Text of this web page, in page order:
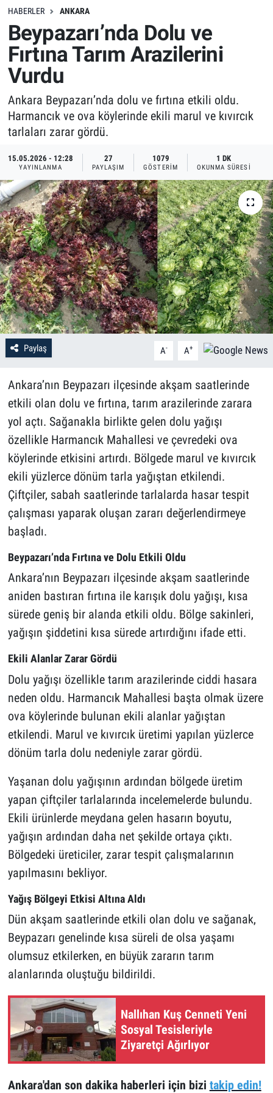
HABERLER ANKARA
Beypazarı’nda Dolu ve
Fırtına Tarım Arazilerini
Vurdu
Ankara Beypazarı’nda dolu ve fırtına etkili oldu.
Harmancık ve ova köylerinde ekili marul ve kıvırcık
tarlaları zarar gördü.
15.05.2026 - 12:28
YAYINLANMA
27
PAYLAŞIM
1079
GÖSTERIM
1 DK
OKUNMA SÜRESI
Paylaş A- A+
Ankara’nın Beypazarı ilçesinde akşam saatlerinde
etkili olan dolu ve fırtına, tarım arazilerinde zarara
yol açtı. Sağanakla birlikte gelen dolu yağışı
özellikle Harmancık Mahallesi ve çevredeki ova
köylerinde etkisini artırdı. Bölgede marul ve kıvırcık
ekili yüzlerce dönüm tarla yağıştan etkilendi.
Çiftçiler, sabah saatlerinde tarlalarda hasar tespit
çalışması yaparak oluşan zararı değerlendirmeye
başladı.
Beypazarı’nda Fırtına ve Dolu Etkili Oldu
Ankara’nın Beypazarı ilçesinde akşam saatlerinde
aniden bastıran fırtına ile karışık dolu yağışı, kısa
sürede geniş bir alanda etkili oldu. Bölge sakinleri,
yağışın şiddetini kısa sürede artırdığını ifade etti.
Ekili Alanlar Zarar Gördü
Dolu yağışı özellikle tarım arazilerinde ciddi hasara
neden oldu. Harmancık Mahallesi başta olmak üzere
ova köylerinde bulunan ekili alanlar yağıştan
etkilendi. Marul ve kıvırcık üretimi yapılan yüzlerce
dönüm tarla dolu nedeniyle zarar gördü.
Yaşanan dolu yağışının ardından bölgede üretim
yapan çiftçiler tarlalarında incelemelerde bulundu.
Ekili ürünlerde meydana gelen hasarın boyutu,
yağışın ardından daha net şekilde ortaya çıktı.
Bölgedeki üreticiler, zarar tespit çalışmalarının
yapılmasını bekliyor.
Yağış Bölgeyi Etkisi Altına Aldı
Dün akşam saatlerinde etkili olan dolu ve sağanak,
Beypazarı genelinde kısa süreli de olsa yaşamı
olumsuz etkilerken, en büyük zararın tarım
alanlarında oluştuğu bildirildi.
Nallıhan Kuş Cenneti Yeni
Sosyal Tesisleriyle
Ziyaretçi Ağırlıyor
Ankara'dan son dakika haberleri için bizi takip edin!